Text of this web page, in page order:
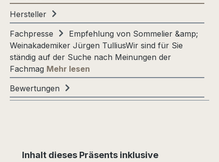
Hersteller
Fachpresse
Empfehlung von Sommelier &amp;
Weinakademiker Jürgen TulliusWir sind für Sie
ständig auf der Suche nach Meinungen der
Fachmag Mehr lesen
Bewertungen
Produktgalerie überspringen
Inhalt dieses Präsents inklusive